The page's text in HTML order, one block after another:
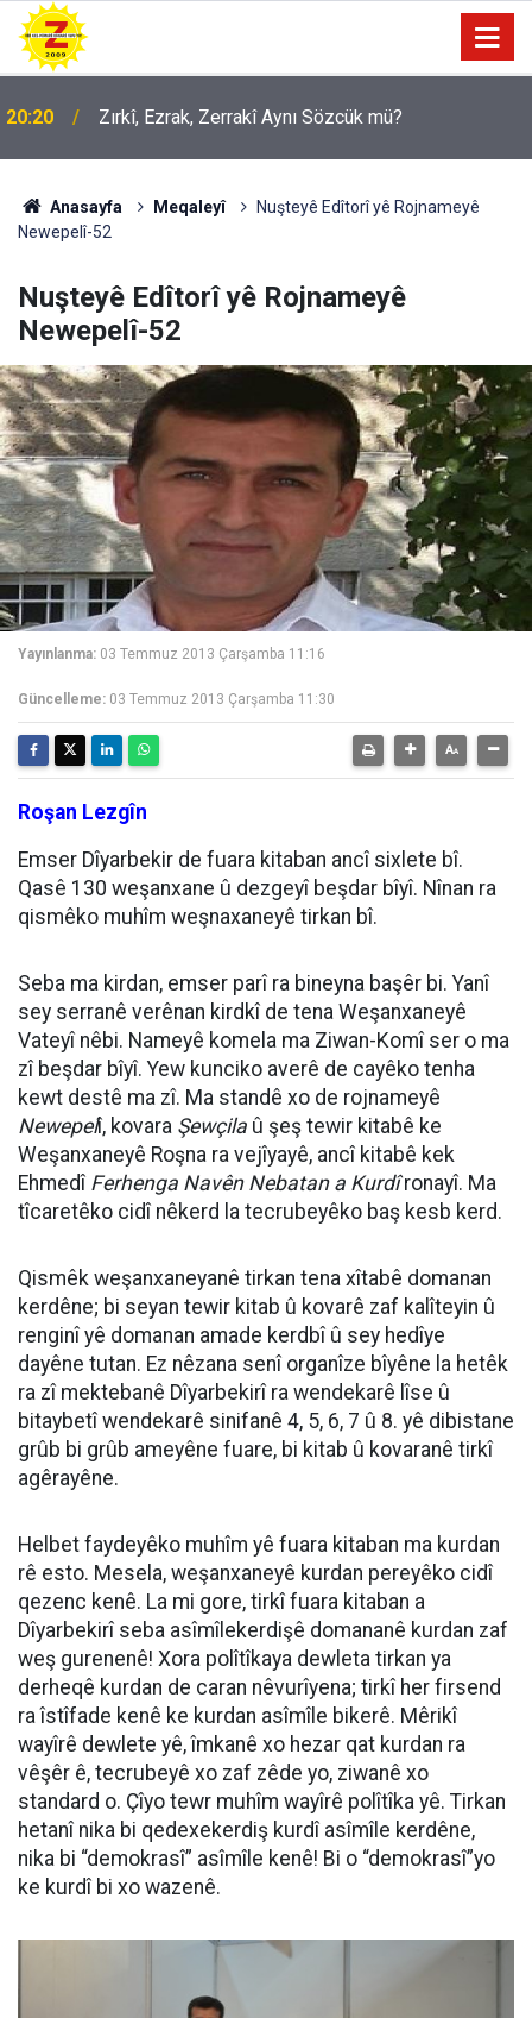
09:56 Ji Zilma Partîzanan Nimûneyeka Piçûk
Anasayfa Meqaleyî
Nuşteyê Edîtorî yê Rojnameyê
Newepelî-52
Nuşteyê Edîtorî yê Rojnameyê
Newepelî-52
Yayınlanma: 03 Temmuz 2013 Çarşamba 11:16
Güncelleme: 03 Temmuz 2013 Çarşamba 11:30
Roşan Lezgîn
Emser Dîyarbekir de fuara kitaban ancî sixlete bî.
Qasê 130 weşanxane û dezgeyî beşdar bîyî. Nînan ra
qismêko muhîm weşnaxaneyê tirkan bî.
Seba ma kirdan, emser parî ra bineyna başêr bi. Yanî
sey serranê verênan kirdkî de tena Weşanxaneyê
Vateyî nêbi. Nameyê komela ma Ziwan-Komî ser o ma
zî beşdar bîyî. Yew kunciko averê de cayêko tenha
kewt destê ma zî. Ma standê xo de rojnameyê
Newepelî, kovara Şewçila û şeş tewir kitabê ke
Weşanxaneyê Roşna ra vejîyayê, ancî kitabê kek
Ehmedî Ferhenga Navên Nebatan a Kurdîronayî. Ma
tîcaretêko cidî nêkerd la tecrubeyêko baş kesb kerd.
Qismêk weşanxaneyanê tirkan tena xîtabê domanan
kerdêne; bi seyan tewir kitab û kovarê zaf kalîteyin û
renginî yê domanan amade kerdbî û sey hedîye
dayêne tutan. Ez nêzana senî organîze bîyêne la hetêk
ra zî mektebanê Dîyarbekirî ra wendekarê lîse û
bitaybetî wendekarê sinifanê 4, 5, 6, 7 û 8. yê dibistane
grûb bi grûb ameyêne fuare, bi kitab û kovaranê tirkî
agêrayêne.
Helbet faydeyêko muhîm yê fuara kitaban ma kurdan
rê esto. Mesela, weşanxaneyê kurdan pereyêko cidî
qezenc kenê. La mi gore, tirkî fuara kitaban a
Dîyarbekirî seba asîmîlekerdişê domananê kurdan zaf
weş gurenenê! Xora polîtîkaya dewleta tirkan ya
derheqê kurdan de caran nêvurîyena; tirkî her firsend
ra îstîfade kenê ke kurdan asîmîle bikerê. Mêrikî
wayîrê dewlete yê, îmkanê xo hezar qat kurdan ra
vêşêr ê, tecrubeyê xo zaf zêde yo, ziwanê xo
standard o. Çîyo tewr muhîm wayîrê polîtîka yê. Tirkan
hetanî nika bi qedexekerdiş kurdî asîmîle kerdêne,
nika bi “demokrasî” asîmîle kenê! Bi o “demokrasî”yo
ke kurdî bi xo wazenê.